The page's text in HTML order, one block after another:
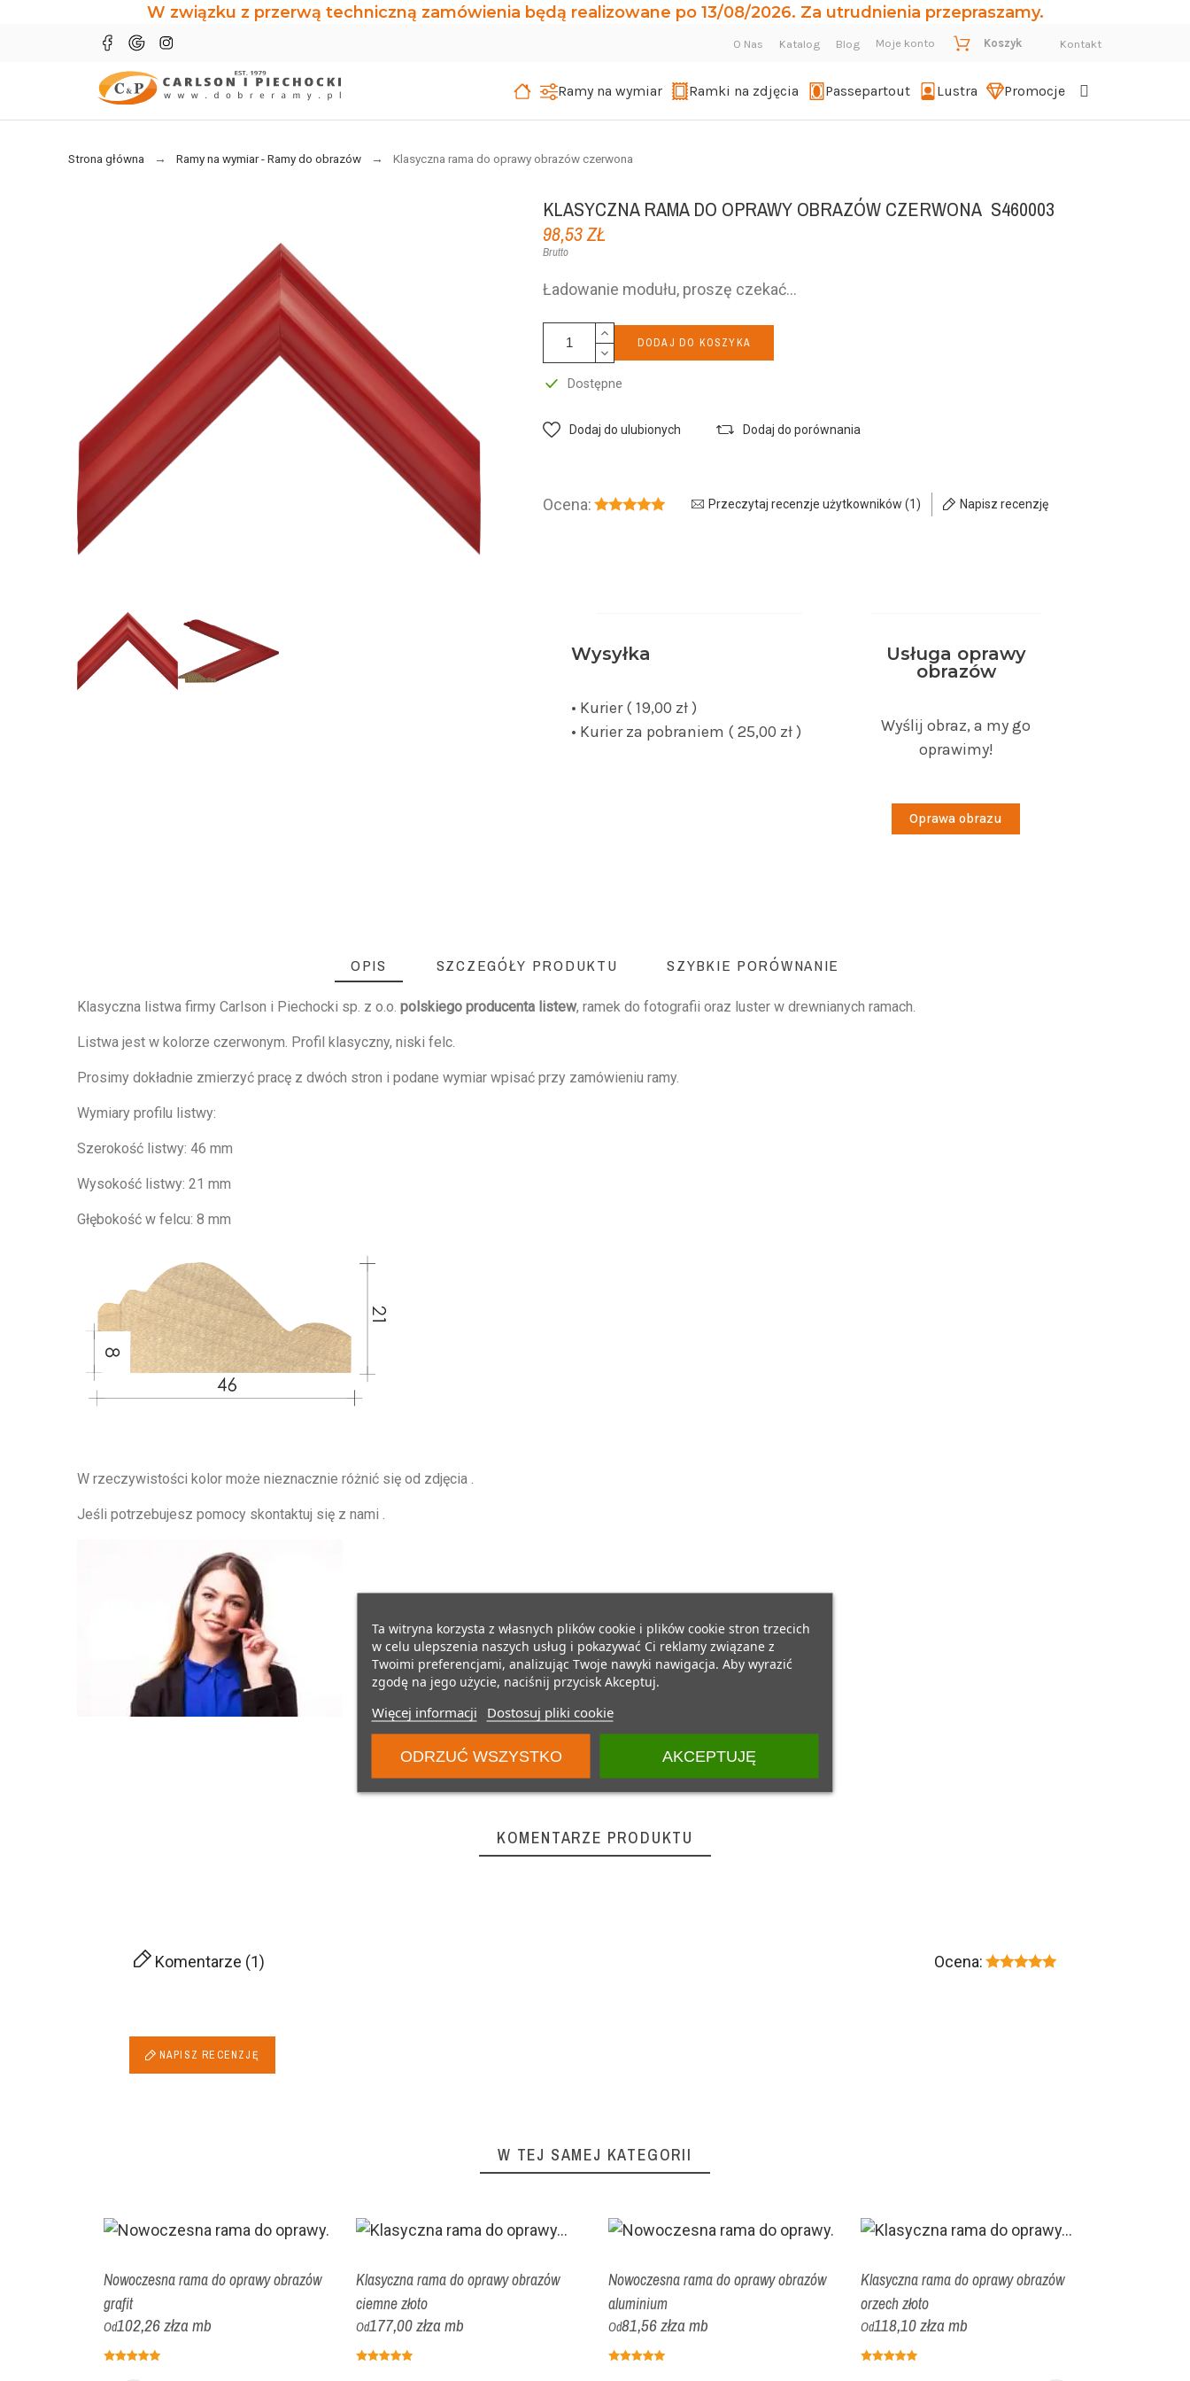
W związku z przerwą techniczną zamówienia będą realizowane po 13/08/2026. Za utrudnienia przepraszamy.
O Nas Katalog Blog Moje konto Koszyk Kontakt
Ramy na wymiar Ramki na zdjęcia Passepartout Lustra Promocje
Strona główna Ramy na wymiar - Ramy do obrazów Klasyczna rama do oprawy obrazów czerwona
KLASYCZNA RAMA DO OPRAWY OBRAZÓW CZERWONA S460003
98,53 ZŁ
Brutto
DODAJ DO KOSZYKA
Dostępne
Dodaj do ulubionych Dodaj do porównania
Ocena: Przeczytaj recenzje użytkowników (1) Napisz recenzję
Wysyłka
• Kurier ( 19,00 zł )
• Kurier za pobraniem ( 25,00 zł )
Usługa oprawy
obrazów
Wyślij obraz, a my go
oprawimy!
Oprawa obrazu
OPIS SZCZEGÓŁY PRODUKTU SZYBKIE PORÓWNANIE
Klasyczna listwa firmy Carlson i Piechocki sp. z o.o.polskiego producenta listew, ramek do fotografii oraz luster w drewnianych ramach.
Listwa jest w kolorze czerwonym. Profil klasyczny, niski felc.
Prosimy dokładnie zmierzyć pracę z dwóch stron i podane wymiar wpisać przy zamówieniu ramy.
Wymiary profilu listwy:
Szerokość listwy: 46 mm
Wysokość listwy: 21 mm
Głębokość w felcu: 8 mm
W rzeczywistości kolor może nieznacznie różnić się od zdjęcia .
Jeśli potrzebujesz pomocy skontaktuj się z nami .
KOMENTARZE PRODUKTU
Komentarze (1) Ocena:
NAPISZ RECENZJĘ
W TEJ SAMEJ KATEGORII
Nowoczesna rama do oprawy obrazów
grafit
Od102,26 złza mb
Klasyczna rama do oprawy obrazów
ciemne złoto
Od177,00 złza mb
Nowoczesna rama do oprawy obrazów
aluminium
Od81,56 złza mb
Klasyczna rama do oprawy obrazów
orzech złoto
Od118,10 złza mb
Ta witryna korzysta z własnych plików cookie i plików cookie stron trzecich
w celu ulepszenia naszych usług i pokazywać Ci reklamy związane z
Twoimi preferencjami, analizując Twoje nawyki nawigacja. Aby wyrazić
zgodę na jego użycie, naciśnij przycisk Akceptuj.
Więcej informacji Dostosuj pliki cookie
ODRZUĆ WSZYSTKO AKCEPTUJĘ